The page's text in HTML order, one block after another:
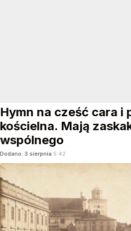
Hymn na cześć cara i
kościelna. Mają
wspólnego
Dodano: 3 sierpnia 5:42